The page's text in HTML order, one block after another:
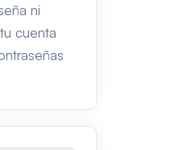
ni
cuenta